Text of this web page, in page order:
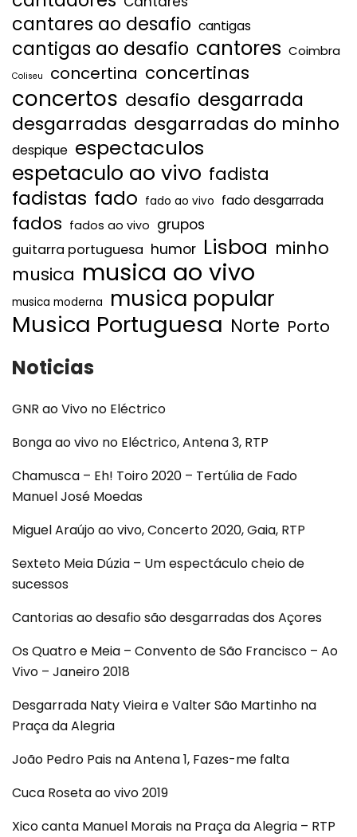
cantares ao desafio cantigas
cantigas ao desafio cantores Coimbra
Coliseu concertina concertinas
concertos desafio desgarrada
desgarradas desgarradas do minho
despique espectaculos
espetaculo ao vivo fadista
fadistas fado fado ao vivo fado desgarrada
fados fados ao vivo grupos
guitarra portuguesa humor Lisboa minho
musica musica ao vivo
musica moderna musica popular
Musica Portuguesa Norte Porto
Noticias
GNR ao Vivo no Eléctrico
Bonga ao vivo no Eléctrico, Antena 3, RTP
Chamusca – Eh! Toiro 2020 – Tertúlia de Fado
Manuel José Moedas
Miguel Araújo ao vivo, Concerto 2020, Gaia, RTP
Sexteto Meia Dúzia – Um espectáculo cheio de
sucessos
Cantorias ao desafio são desgarradas dos Açores
Os Quatro e Meia – Convento de São Francisco – Ao
Vivo – Janeiro 2018
Desgarrada Naty Vieira e Valter São Martinho na
Praça da Alegria
João Pedro Pais na Antena 1, Fazes-me falta
Cuca Roseta ao vivo 2019
Xico canta Manuel Morais na Praça da Alegria – RTP